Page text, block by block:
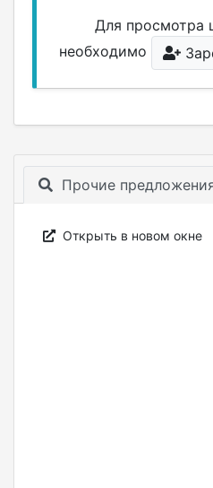
Для просмотра
необходимо
Прочие
Открыть в новом окне